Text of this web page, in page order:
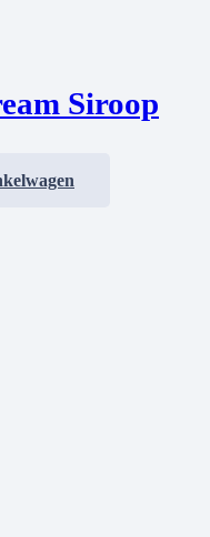
Siroop